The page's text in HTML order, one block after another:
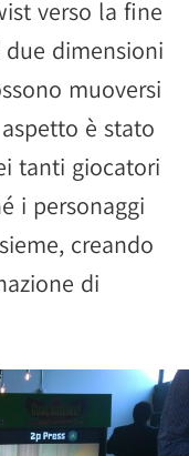
verso la fine
dimensioni
muoversi
è stato
tanti giocatori
i personaggi
creando
di